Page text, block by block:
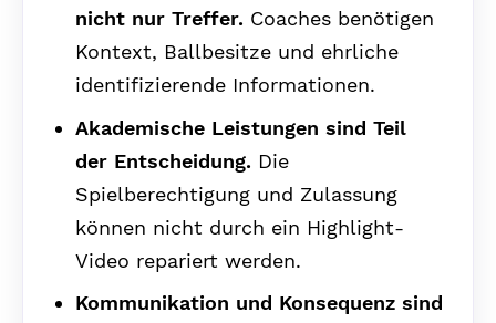
nicht nur Treffer. Coaches benötigen
Kontext, Ballbesitze und ehrliche
identifizierende Informationen.
Akademische Leistungen sind Teil
der Entscheidung. Die
Spielberechtigung und Zulassung
können nicht durch ein Highlight-
Video repariert werden.
Kommunikation und Konsequenz sind